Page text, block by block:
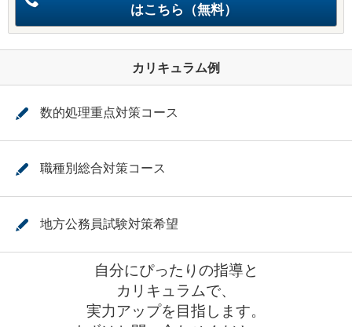
はこちら（無料）
カリキュラム例
数的処理重点対策コース
職種別総合対策コース
地方公務員試験対策希望
自分にぴったりの指導と
カリキュラムで、
実力アップを目指します。